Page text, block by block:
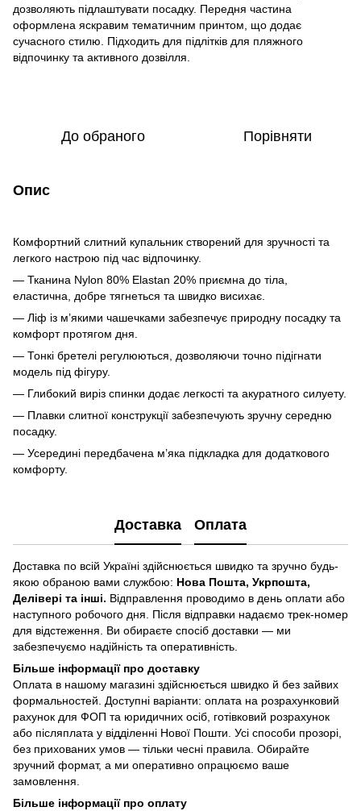
дозволяють підлаштувати посадку. Передня частина
оформлена яскравим тематичним принтом, що додає
сучасного стилю. Підходить для підлітків для пляжного
відпочинку та активного дозвілля.
До обраного Порівняти
Опис
Комфортний слитний купальник створений для зручності та
легкого настрою під час відпочинку.
— Тканина Nylon 80% Elastan 20% приємна до тіла,
еластична, добре тягнеться та швидко висихає.
— Ліф із м’якими чашечками забезпечує природну посадку та
комфорт протягом дня.
— Тонкі бретелі регулюються, дозволяючи точно підігнати
модель під фігуру.
— Глибокий виріз спинки додає легкості та акуратного силуету.
— Плавки слитної конструкції забезпечують зручну середню
посадку.
— Усередині передбачена м’яка підкладка для додаткового
комфорту.
Доставка Оплата
Доставка по всій Україні здійснюється швидко та зручно будь-
якою обраною вами службою: Нова Пошта, Укрпошта,
Делівері та інші. Відправлення проводимо в день оплати або
наступного робочого дня. Після відправки надаємо трек-номер
для відстеження. Ви обираєте спосіб доставки — ми
забезпечуємо надійність та оперативність.
Більше інформації про доставку
Оплата в нашому магазині здійснюється швидко й без зайвих
формальностей. Доступні варіанти: оплата на розрахунковий
рахунок для ФОП та юридичних осіб, готівковий розрахунок
або післяплата у відділенні Нової Пошти. Усі способи прозорі,
без прихованих умов — тільки чесні правила. Обирайте
зручний формат, а ми оперативно опрацюємо ваше
замовлення.
Більше інформації про оплату